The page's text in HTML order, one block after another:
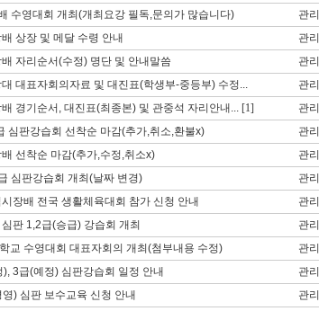
수영대회 개최(개최요강 필독,문의가 많습니다) 관
상장 및 메달 수령 안내 관
자리순서(수정) 명단 및 안내말씀 관
대표자회의자료 및 대진표(학생부-중등부) 수정... 관
경기순서, 대진표(최종본) 및 관중석 자리안내...[1] 관
심판강습회 선착순 마감(추가,취소,환불x) 관
선착순 마감(추가,수정,취소x) 관
심판강습회 개최(날짜 변경) 관
장배 전국 생활체육대회 참가 신청 안내 관
판 1,2급(승급) 강습회 개최 관
교 수영대회 대표자회의 개최(첨부내용 수정) 관
3급(예정) 심판강습회 일정 안내 관
) 심판 보수교육 신청 안내 관